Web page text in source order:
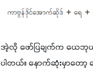
အဲ့လို ဖော်ပြချက်က ယေဘု
ပါတယ်။ နောက်ဆုံးမှာတေ